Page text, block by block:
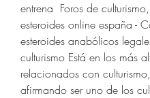
entrena  Foros de
esteroides online españa -
esteroides anabólicos
culturismo Está en los más
relacionados con culturismo,
afirmando ser uno de los